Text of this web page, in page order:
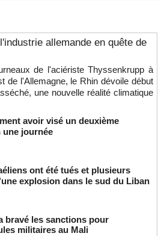
allemande en quête de
de l'aciériste Thyssenkrupp à
de l'Allemagne, le Rhin dévoile début
une nouvelle réalité climatique
avoir visé un deuxième
une journée
ont été tués et plusieurs
explosion dans le sud du Liban
bravé les sanctions pour
militaires au Mali